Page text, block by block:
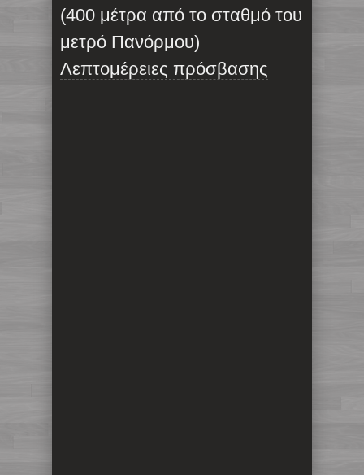
(400 μέτρα από το σταθμό του
μετρό Πανόρμου)
Λεπτομέρειες πρόσβασης